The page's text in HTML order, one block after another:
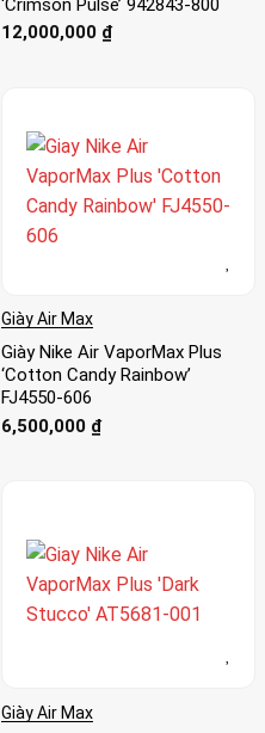
12,000,000 ₫
Giày Air Max
Giày Nike Air VaporMax Plus
‘Cotton Candy Rainbow’
FJ4550-606
6,500,000 ₫
Giày Air Max